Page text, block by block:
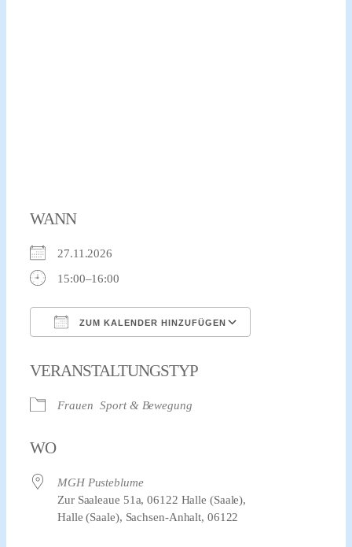
WANN
27.11.2026
15:00–16:00
ZUM KALENDER HINZUFÜGEN
VERANSTALTUNGSTYP
Frauen Sport & Bewegung
WO
MGH Pusteblume
Zur Saaleaue 51a, 06122 Halle (Saale),
Halle (Saale), Sachsen-Anhalt, 06122